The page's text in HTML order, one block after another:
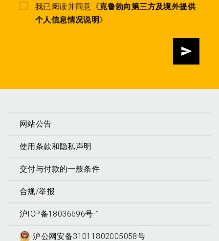
我已阅读并同意《克鲁勃向第三方及境外提供
个人信息情况说明》
发送
网站公告
使用条款和隐私声明
交付与付款的一般条件
合规/举报
沪ICP备18036696号-1
沪公网安备31011802005058号